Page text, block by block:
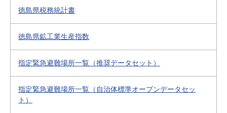
徳島県税務統計書
徳島県鉱工業生産指数
指定緊急避難場所一覧（推奨データセット）
指定緊急避難場所一覧（自治体標準オープンデータセッ
ト）